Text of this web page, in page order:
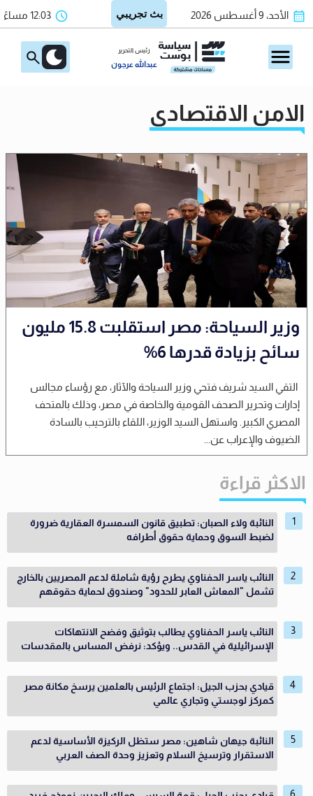
الأحد، 9 أغسطس 2026 12:03 مساءً
رئيس التحرير
عبدالله عرجون
الامن الاقتصادي
وزير السياحة: مصر استقلبت 15.8 مليون
سائح بزيادة قدرها 6%
التقي السيد شريف فتحي وزير السياحة والآثار، مع رؤساء مجالس
إدارات وتحرير الصحف القومية والخاصة في مصر، وذلك بالمتحف
المصري الكبير. واستهل السيد الوزير، اللقاء بالترحيب بالسادة
الضيوف والإعراب عن...
الاكثر قراءة
النائبة ولاء الصبان: تطبيق قانون السمسرة العقارية ضرورة
لضبط السوق وحماية حقوق أطرافه
النائب ياسر الحفناوي يطرح رؤية شاملة لدعم المصريين بالخارج
تشمل "المعاش العابر للحدود" وصندوق لحماية حقوقهم
النائب ياسر الحفناوي يطالب بتوثيق وفضح الانتهاكات
الإسرائيلية في القدس.. ويؤكد: نرفض المساس بالمقدسات
قيادي بحزب الجيل: اجتماع الرئيس بالعلمين يرسخ مكانة مصر
كمركز لوجستي وتجاري عالمي
النائبة جيهان شاهين: مصر ستظل الركيزة الأساسية لدعم
الاستقرار وترسيخ السلام وتعزيز وحدة الصف العربي